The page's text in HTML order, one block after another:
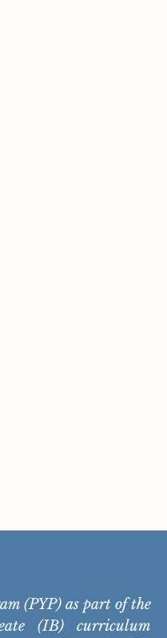
(PYP) as part of the
(IB) curriculum